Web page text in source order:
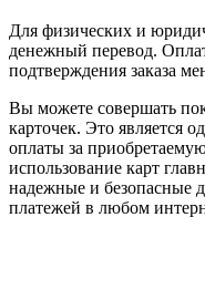
Для физических и
денежный перевод.
подтверждения заказа
Вы можете совершать
карточек. Это является
оплаты за
использование карт
надежные и безопасные
платежей в любом